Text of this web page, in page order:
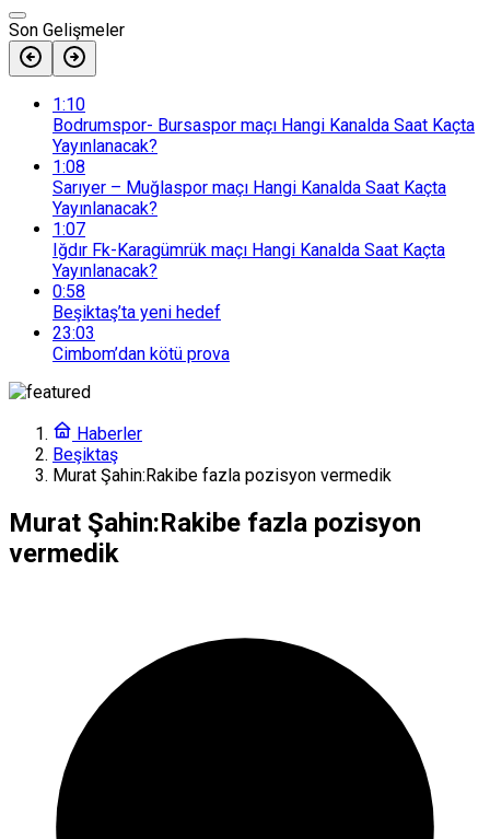
Son Gelişmeler
1:10
Bodrumspor- Bursaspor maçı Hangi Kanalda Saat Kaçta
Yayınlanacak?
1:08
Sarıyer – Muğlaspor maçı Hangi Kanalda Saat Kaçta
Yayınlanacak?
1:07
Iğdır Fk-Karagümrük maçı Hangi Kanalda Saat Kaçta
Yayınlanacak?
0:58
Beşiktaş’ta yeni hedef
23:03
Cimbom’dan kötü prova
Haberler
Beşiktaş
Murat Şahin:Rakibe fazla pozisyon vermedik
Murat Şahin:Rakibe fazla pozisyon
vermedik